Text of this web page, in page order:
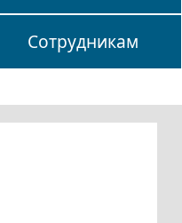
Сотрудникам